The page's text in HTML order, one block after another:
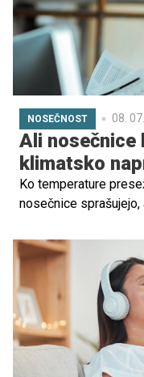
NOSEČNOST 08.
Ali nosečnice
klimatsko
Ko temperature
nosečnice sprašujejo,
od tega, da lahko
prepričanja, da